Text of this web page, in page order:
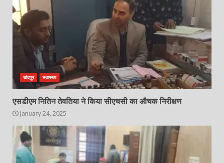
चांदपुर स्वास्थ्य
एसडीएम नितिन तेवतिया ने किया सीएचसी का औचक निरीक्षण
January 24, 2025